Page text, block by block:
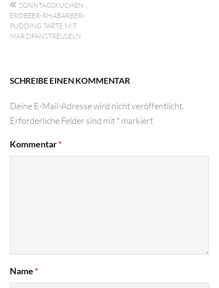
SONNTAGSKUCHEN:
ERDBEER-RHABARBER-
PUDDING TARTE MIT
MARZIPANSTREUSELN
SCHREIBE EINEN KOMMENTAR
Deine E-Mail-Adresse wird nicht veröffentlicht.
Erforderliche Felder sind mit* markiert
Kommentar*
Name *